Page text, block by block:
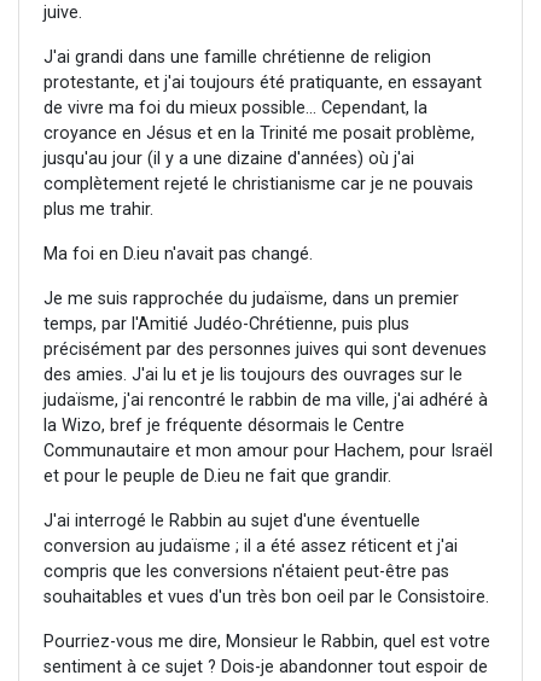
juive.
J'ai grandi dans une famille chrétienne de religion
protestante, et j'ai toujours été pratiquante, en essayant
de vivre ma foi du mieux possible... Cependant, la
croyance en Jésus et en la Trinité me posait problème,
jusqu'au jour (il y a une dizaine d'années) où j'ai
complètement rejeté le christianisme car je ne pouvais
plus me trahir.
Ma foi en D.ieu n'avait pas changé.
Je me suis rapprochée du judaïsme, dans un premier
temps, par l'Amitié Judéo-Chrétienne, puis plus
précisément par des personnes juives qui sont devenues
des amies. J'ai lu et je lis toujours des ouvrages sur le
judaïsme, j'ai rencontré le rabbin de ma ville, j'ai adhéré à
la Wizo, bref je fréquente désormais le Centre
Communautaire et mon amour pour Hachem, pour Israël
et pour le peuple de D.ieu ne fait que grandir.
J'ai interrogé le Rabbin au sujet d'une éventuelle
conversion au judaïsme ; il a été assez réticent et j'ai
compris que les conversions n'étaient peut-être pas
souhaitables et vues d'un très bon oeil par le Consistoire.
Pourriez-vous me dire, Monsieur le Rabbin, quel est votre
sentiment à ce sujet ? Dois-je abandonner tout espoir de